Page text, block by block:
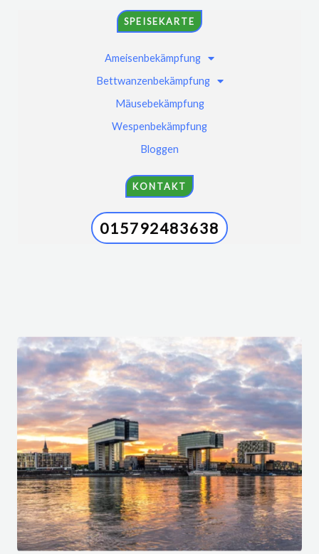
SPEISEKARTE
Ameisenbekämpfung
Bettwanzenbekämpfung
Mäusebekämpfung
Wespenbekämpfung
Bloggen
KONTAKT
015792483638